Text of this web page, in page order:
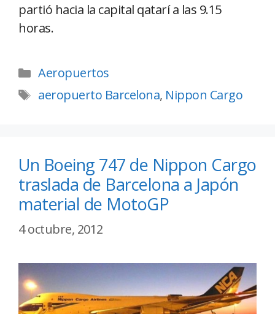
partió hacia la capital qatarí a las 9.15
horas.
Aeropuertos
aeropuerto Barcelona, Nippon Cargo
Un Boeing 747 de Nippon Cargo
traslada de Barcelona a Japón
material de MotoGP
4 octubre, 2012